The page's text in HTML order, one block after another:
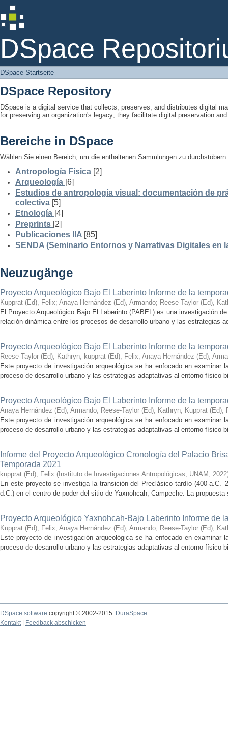
DSpace
DSpace Startseite
DSpace Startseite
DSpace Repository
DSpace is a digital service that collects, preserves, and distributes digital
for preserving an organization's legacy; they facilitate digital preservation
Bereiche in DSpace
Wählen Sie einen Bereich, um die enthaltenen Sammlungen zu durchstöbern.
Antropología Física [2]
Arqueología [6]
Estudios de antropología visual: documentación de
colectiva [5]
Etnología [4]
Preprints [2]
Publicaciones IIA [85]
SENDA (Seminario Entornos y Narrativas Digitales en
Neuzugänge
Proyecto Arqueológico Bajo El Laberinto Informe de la
Kupprat (Ed), Felix; Anaya Hernández (Ed), Armando; Reese-Taylor (Ed),
El Proyecto Arqueológico Bajo El Laberinto (PABEL) es una investigación
relación dinámica entre los procesos de desarrollo urbano y las estrategias
Proyecto Arqueológico Bajo El Laberinto Informe de la
Reese-Taylor (Ed), Kathryn; kupprat (Ed), Felix; Anaya Hernández (Ed),
Este proyecto de investigación arqueológica se ha enfocado en examinar
proceso de desarrollo urbano y las estrategias adaptativas al entorno físico-
Proyecto Arqueológico Bajo El Laberinto Informe de la
Anaya Hernández (Ed), Armando; Reese-Taylor (Ed), Kathryn; Kupprat (Ed),
Este proyecto de investigación arqueológica se ha enfocado en examinar
proceso de desarrollo urbano y las estrategias adaptativas al entorno físico-
Informe del Proyecto Arqueológico Cronología del Palacio
Temporada 2021
kupprat (Ed), Felix ( Instituto de Investigaciones Antropológicas, UNAM , 2022
En este proyecto se investiga la transición del Preclásico tardío (400
d.C.) en el centro de poder del sitio de Yaxnohcah, Campeche. La
Proyecto Arqueológico Yaxnohcah-Bajo Laberinto Informe de
Kupprat (Ed), Felix; Anaya Hernández (Ed), Armando; Reese-Taylor (Ed),
Este proyecto de investigación arqueológica se ha enfocado en examinar
proceso de desarrollo urbano y las estrategias adaptativas al entorno físico-
DSpace software copyright © 2002-2015
DuraSpace
Kontakt| Feedback abschicken